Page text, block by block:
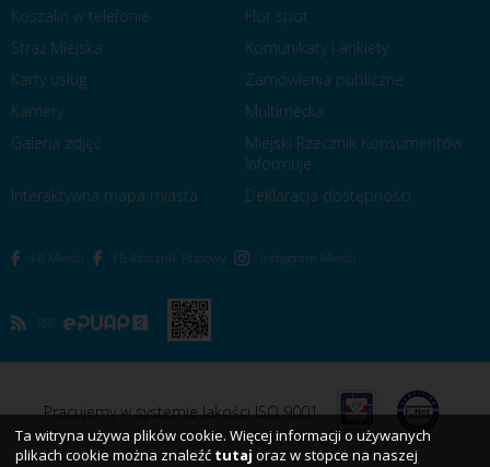
Koszalin w telefonie
Hot spot
Straż Miejska
Komunikaty i ankiety
Karty usług
Zamówienia publiczne
Kamery
Multimedia
Galeria zdjęć
Miejski Rzecznik Konsumentów
Informuje
Interaktywna mapa miasta
Deklaracja dostępności
FB Miasta FB Rzecznik Prasowy Instagram Miasta
RSS
Pracujemy w systemie Jakości ISO 9001
Ta witryna używa plików cookie. Więcej informacji o używanych
plikach cookie można znaleźć tutaj oraz w stopce na naszej